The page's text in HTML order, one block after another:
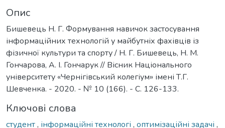
Опис
Бишевець Н. Г. Формування навичок застосування
інформаційних технологій у майбутніх фахівців із
фізичної культури та спорту / Н. Г. Бишевець, Н. М.
Гончарова, А. І. Гончарук // Вісник Національного
університету «Чернігівський колегіум» імені Т.Г.
Шевченка. - 2020. - № 10 (166). - С. 126-133.
Ключові слова
студент, інформаційні технологі , оптимізаційні задачі ,